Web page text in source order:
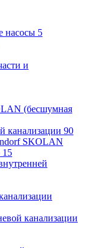
насосы 5
и
(бесшумная
канализации 90
SKOLAN
15
канализации